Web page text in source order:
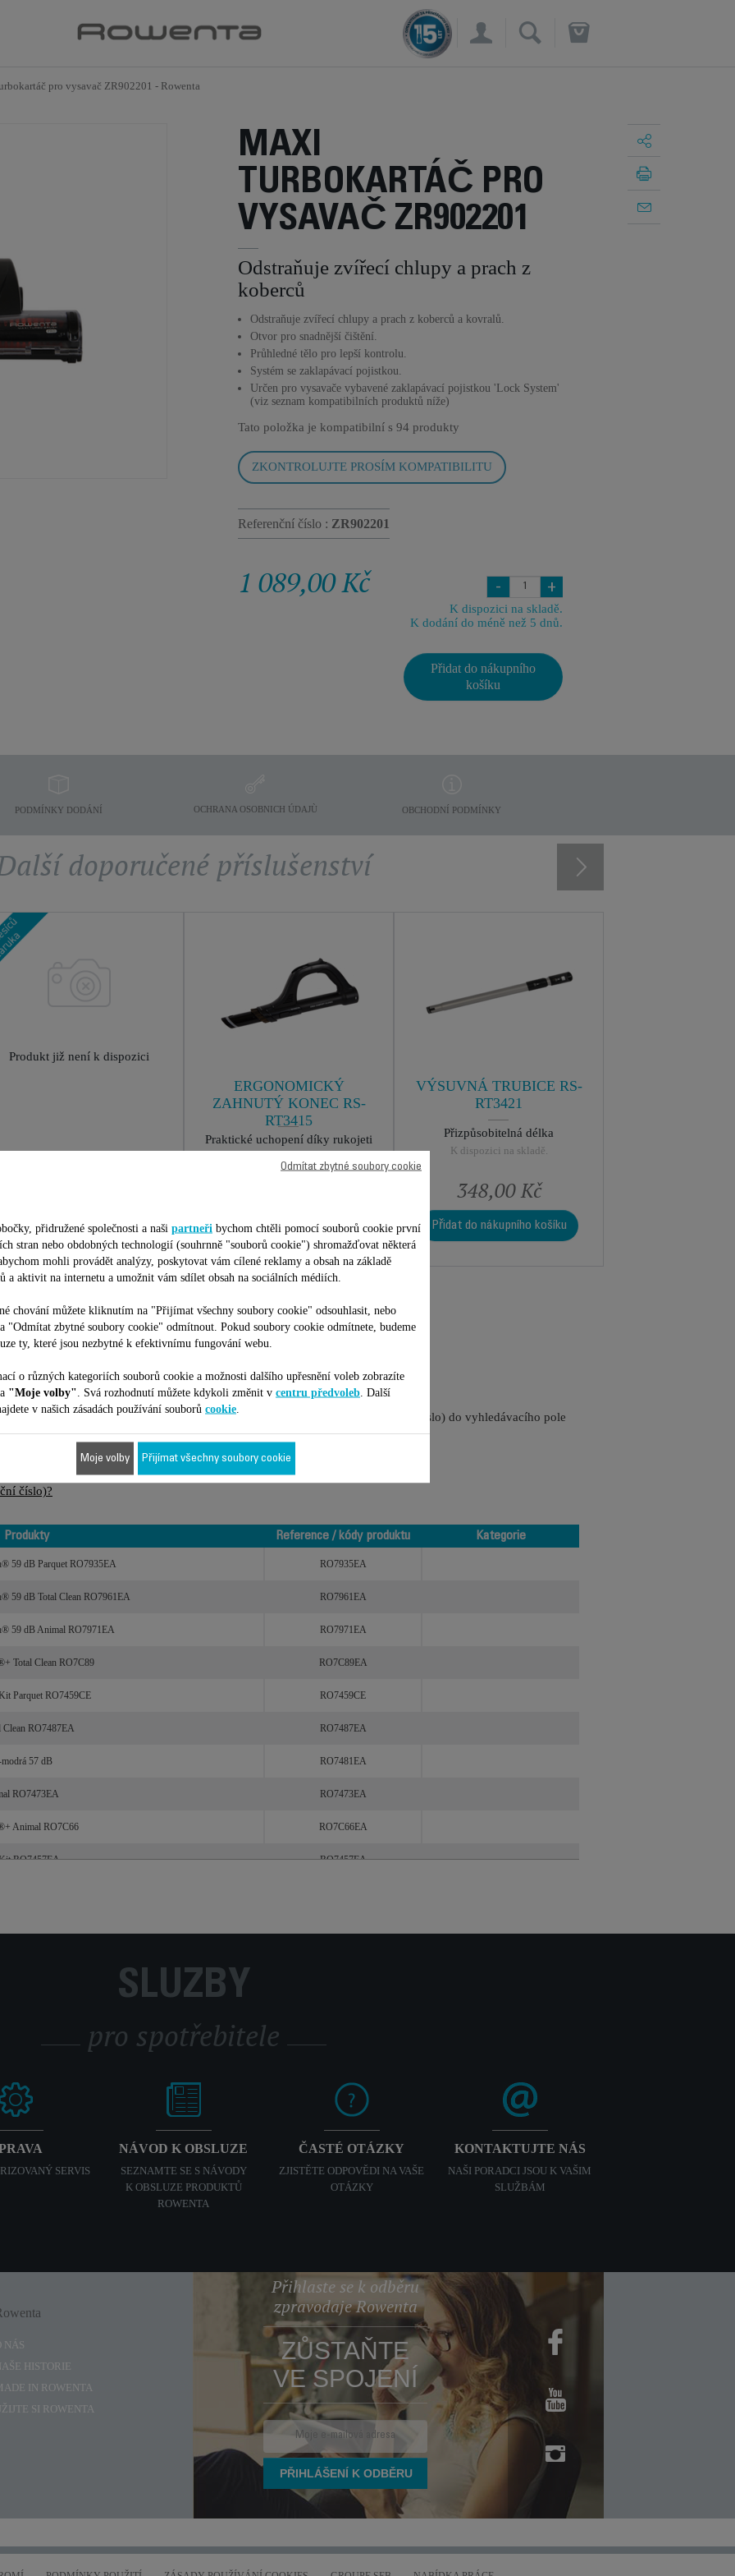
×
pro vysavač ZR902201 - Rowenta
MAXI
TURBOKARTÁČ PRO
VYSAVAČ ZR902201
Odstraňuje zvířecí chlupy a prach z
koberců
Odstraňuje zvířecí chlupy a prach z koberců a kovralů.
Otvor pro snadnější čištění.
Průhledné tělo pro lepší kontrolu.
Systém se zaklapávací pojistkou.
Určen pro vysavače vybavené zaklapávací pojistkou 'Lock System'
(viz seznam kompatibilních produktů níže)
Tato položka je kompatibilní s 94 produkty
ZKONTROLUJTE PROSÍM KOMPATIBILITU
Referenční číslo : ZR902201
1 089,00 Kč - +
K dispozici na skladě.
K dodání do méně než 5 dnů.
Přidat do nákupního
košíku
PODMÍNKY DODÁNÍ OCHRANA OSOBNICH ÚDAJÙ OBCHODNÍ PODMÍNKY
doporučené příslušenství
Produkt již není k dispozici
ERGONOMICKÝ
ZAHNUTÝ KONEC RS-
RT3415
Praktické uchopení díky rukojeti
Přidat do nákupního košíku
VÝSUVNÁ TRUBICE RS-
RT3421
Přizpůsobitelná délka
K dispozici na skladě.
348,00 Kč
Přidat do nákupního košíku
Je vhodné pro 94 produktů
s vaším zařízením/produktem. Zadejte prosím kód vašeho produktu (referenční číslo) do vyhledávacího pole
číslo)?
Produkty Reference / kódy produktu
Kategorie
59 dB Parquet RO7935EA RO7935EA
59 dB Total Clean RO7961EA RO7961EA
59 dB Animal RO7971EA RO7971EA
Total Clean RO7C89 RO7C89EA
Parquet RO7459CE RO7459CE
Clean RO7487EA RO7487EA
57 dB RO7481EA
RO7473EA RO7473EA
Animal RO7C66 RO7C66EA
RO7457EA RO7457EA
SLUŽBY
pro spotřebitele
SERVIS
NÁVOD K OBSLUZE
SEZNAMTE SE S NÁVODY
K OBSLUZE PRODUKTŮ
ROWENTA
ČASTÉ OTÁZKY
ZJISTĚTE ODPOVĚDI NA VAŠE
OTÁZKY
KONTAKTUJTE NÁS
NAŠI PORADCI JSOU K VAŠIM
SLUŽBÁM
NÁS
HISTORIE
IN ROWENTA
SI ROWENTA
Přihlaste se k odběru
zpravodaje Rowenta
ZŮSTAŇTE
VE SPOJENÍ
přidružené společnosti a naši partneři bychom chtěli pomocí souborů cookie první
stran nebo obdobných technologií (souhrnně "souborů cookie") shromažďovat některá
abychom mohli provádět analýzy, poskytovat vám cílené reklamy a obsah na základě
a aktivit na internetu a umožnit vám sdílet obsah na sociálních médiích.
chování můžete kliknutím na "Přijímat všechny soubory cookie" odsouhlasit, nebo
"Odmítat zbytné soubory cookie" odmítnout. Pokud soubory cookie odmítnete, budeme
ty, které jsou nezbytné k efektivnímu fungování webu.
o různých kategoriích souborů cookie a možnosti dalšího upřesnění voleb zobrazíte
"Moje volby" . Svá rozhodnutí můžete kdykoli změnit v centru předvoleb . Další
v našich zásadách používání souborů cookie
Odmítat zbytné soubory cookie
Moje volby Přijímat všechny soubory cookie